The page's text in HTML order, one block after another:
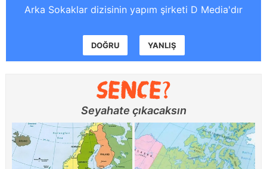
Arka Sokaklar dizisinin yapım şirketi D Media'dır
DOĞRU YANLIŞ
Seyahate çıkacaksın